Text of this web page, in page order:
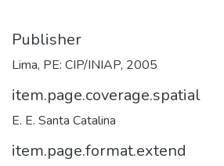
Publisher
Lima, PE: CIP/INIAP, 2005
item.page.coverage.spatial
E. E. Santa Catalina
item.page.format.extend